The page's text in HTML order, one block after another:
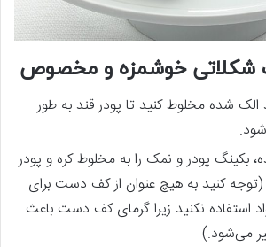
شکلاتی خوشمزه و مخصوص
الک شده مخلوط کنید تا پودر قند به طور
بکینگ پودر و نمک را به مخلوط کره و پودر
(توجه کنید به‌ هیچ ‌عنوان از کف دست برای
استفاده نکنید زیرا گرمای کف دست باعث
می‌شود.)